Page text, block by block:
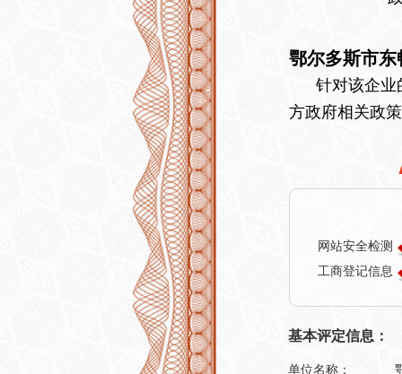
鄂尔多斯市
针对该企业
方政府相关政
网站安全检测
工商登记信息
基本评定信息：
单位名称：